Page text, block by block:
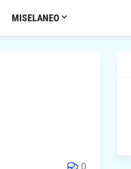
MISELANEO
0